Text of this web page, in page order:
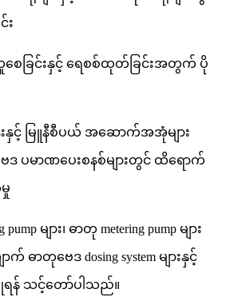
း
ေခြင်းနှင့် ရေစစ်ထုတ်ခြင်းအတွက် ပို
င့် မြူနီစီပယ် အဆောက်အအုံများ
ပမာဏပေးစနစ်များတွင် ထိရောက်
များ၊ ဓာတု metering pump များ
ဓာတုဗေဒ dosing system များနှင့်
န် သင့်တော်ပါသည်။